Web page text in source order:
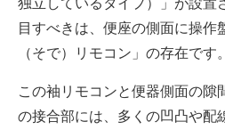
独立しているタイプ）」が設置
目すべきは、便座の側面に操作
（そで）リモコン」の存在です。
この袖リモコンと便器側面の隙
の接合部には、多くの凹凸や配